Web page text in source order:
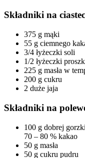
Składniki na
375 g mąki
55 g ciemnego
3/4 łyżeczki soli
1/2 łyżeczki
225 g masła w
200 g cukru
2 duże jaja
Składniki na
100 g dobrej
70 – 80 % kakao
50 g masła
50 g cukru pudru